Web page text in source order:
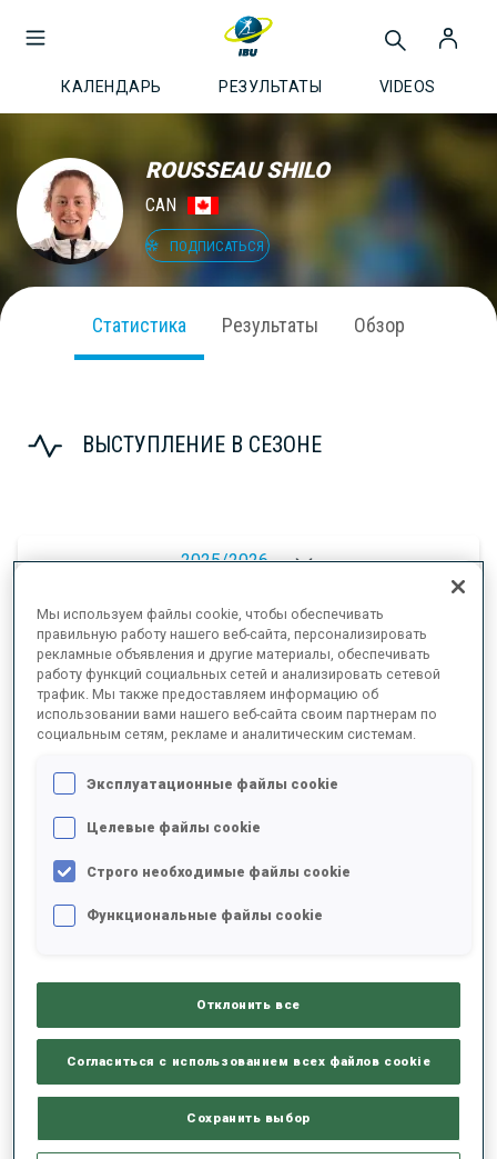
КАЛЕНДАРЬ РЕЗУЛЬТАТЫ VIDEOS
ROUSSEAU SHILO
CAN
ПОДПИСАТЬСЯ
Статистика Результаты Обзор
ВЫСТУПЛЕНИЕ В СЕЗОНЕ
2025/2026
РЕЗУЛЬТАТЫ - СРЕДНЕЕ ЗНАЧЕНИЕ
ЛЫЖНЫЙ ХОД - ОТСТАВАНИЕ ОТ ЛИДЕРА +9.3 s/km
СТРЕЛЬБА СТОЯ
РЕЗУЛЬТАТЫ - ТЕНДЕНЦИЯ
100% +0s/km
Мы используем файлы cookie, чтобы обеспечивать
правильную работу нашего веб-сайта, персонализировать
рекламные объявления и другие материалы, обеспечивать
работу функций социальных сетей и анализировать сетевой
трафик. Мы также предоставляем информацию об
использовании вами нашего веб-сайта своим партнерам по
социальным сетям, рекламе и аналитическим системам.
Эксплуатационные файлы cookie
Целевые файлы cookie
Строго необходимые файлы cookie
Функциональные файлы cookie
Отклонить все
Согласиться с использованием всех файлов cookie
Сохранить выбор